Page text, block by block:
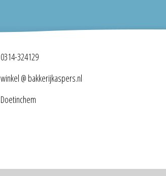
0314-324129
winkel @ bakkerijkaspers.nl
Doetinchem